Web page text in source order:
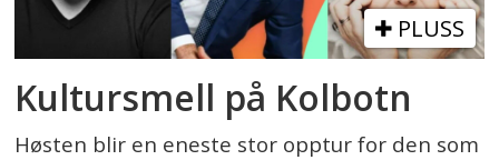
PLUSS
Kultursmell på Kolbotn
Høsten blir en eneste stor opptur for den som